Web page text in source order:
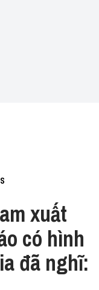
xuất
có hình
đã nghĩ: